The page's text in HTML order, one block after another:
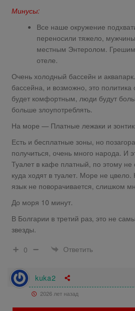
Минусы:
Все наше окружение
переносили тяжело,
местным Энтеролом. Грешим
отеле.
Очень холодный бассейн и
бассейна, и возможно, это политика
будет комфортным, люди будут
больше злоупотреблять.
На море — Платные лежаки и
Есть и бесплатные зоны, но
получиться, очень много народа. И
Туалет в кафе платный, по этому не
куда ходят в туалет. Море не цвело.
язык не поворачивается, слишком
До моря 10 минут.
В Болгарии в третий раз, это не
звезды.
0
Ответить
kuka2
2026 лет назад